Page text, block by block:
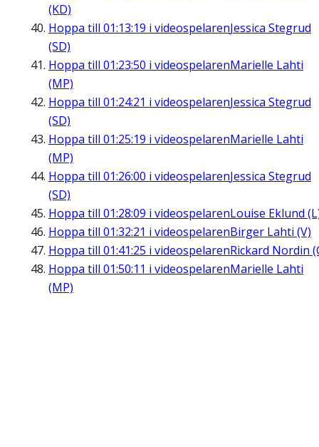
(KD)
Hoppa till 01:13:19 i videospelarenJessica Stegrud
(SD)
Hoppa till 01:23:50 i videospelarenMarielle Lahti
(MP)
Hoppa till 01:24:21 i videospelarenJessica Stegrud
(SD)
Hoppa till 01:25:19 i videospelarenMarielle Lahti
(MP)
Hoppa till 01:26:00 i videospelarenJessica Stegrud
(SD)
Hoppa till 01:28:09 i videospelarenLouise Eklund
Hoppa till 01:32:21 i videospelarenBirger Lahti (V)
Hoppa till 01:41:25 i videospelarenRickard Nordin
Hoppa till 01:50:11 i videospelarenMarielle Lahti
(MP)